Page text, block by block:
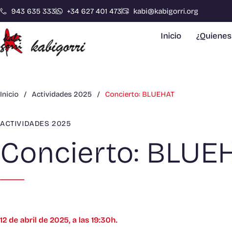
943 635 333 +34 627 401 473 kabi@kabigorri.org
Inicio
Inicio / Actividades 2025 / Concierto: BLUEHAT
ACTIVIDADES 2025
Concierto:
12 de abril de 2025, a las 19:30h.